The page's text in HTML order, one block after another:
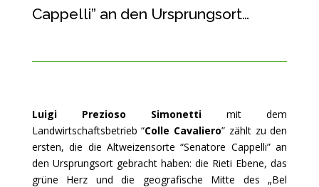
Cappelli” an den Ursprungsort…
Luigi Prezioso Simonetti mit dem
Landwirtschaftsbetrieb “Colle Cavaliero” zählt zu den
ersten, die die Altweizensorte “Senatore Cappelli” an
den Ursprungsort gebracht haben: die Rieti Ebene, das
grüne Herz und die geografische Mitte des „Bel